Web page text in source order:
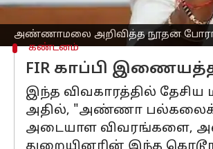
அண்ணாமலை அறிவித்த நூதன
கண்டனம்
FIR காப்பி
இந்த விவகாரத்தில்
அதில், "அண்ணா
அடையாள விவரங்களை,